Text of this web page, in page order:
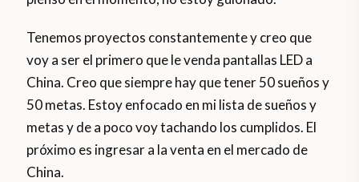
Tenemos proyectos constantemente y creo que
voy a ser el primero que le venda pantallas LED a
China. Creo que siempre hay que tener 50 sueños y
50 metas. Estoy enfocado en mi lista de sueños y
metas y de a poco voy tachando los cumplidos. El
próximo es ingresar a la venta en el mercado de
China.